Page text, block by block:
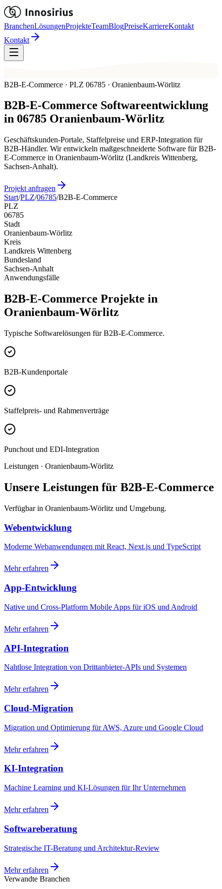
BranchenLösungenProjekteTeamBlogPreiseKarriereKontakt
Kontakt
B2B-E-Commerce · PLZ 06785 · Oranienbaum-Wörlitz
B2B-E-Commerce Softwareentwicklung
in 06785 Oranienbaum-Wörlitz
Geschäftskunden-Portale, Staffelpreise und ERP-Integration für
B2B-Händler. Wir entwickeln maßgeschneiderte Software für B2B-
E-Commerce in Oranienbaum-Wörlitz (Landkreis Wittenberg,
Sachsen-Anhalt).
Projekt anfragen
Start/PLZ/06785/B2B-E-Commerce
PLZ
06785
Stadt
Oranienbaum-Wörlitz
Kreis
Landkreis Wittenberg
Bundesland
Sachsen-Anhalt
Anwendungsfälle
B2B-E-Commerce Projekte in
Oranienbaum-Wörlitz
Typische Softwarelösungen für B2B-E-Commerce.
B2B-Kundenportale
Staffelpreis- und Rahmenverträge
Punchout und EDI-Integration
Leistungen · Oranienbaum-Wörlitz
Unsere Leistungen für B2B-E-Commerce
Verfügbar in Oranienbaum-Wörlitz und Umgebung.
Webentwicklung
Moderne Webanwendungen mit React, Next.js und TypeScript
Mehr erfahren
App-Entwicklung
Native und Cross-Platform Mobile Apps für iOS und Android
Mehr erfahren
API-Integration
Nahtlose Integration von Drittanbieter-APIs und Systemen
Mehr erfahren
Cloud-Migration
Migration und Optimierung für AWS, Azure und Google Cloud
Mehr erfahren
KI-Integration
Machine Learning und KI-Lösungen für Ihr Unternehmen
Mehr erfahren
Softwareberatung
Strategische IT-Beratung und Architektur-Review
Mehr erfahren
Verwandte Branchen